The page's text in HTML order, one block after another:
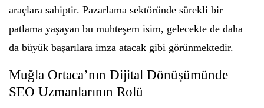
araçlara sahiptir. Pazarlama sektöründe sürekli bir
patlama yaşayan bu muhteşem isim, gelecekte de daha
da büyük başarılara imza atacak gibi görünmektedir.
Muğla Ortaca’nın Dijital Dönüşümünde
SEO Uzmanlarının Rolü